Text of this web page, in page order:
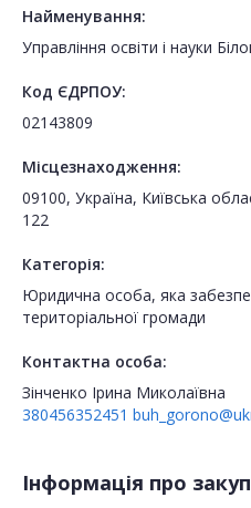
Найменування:
Управління освіти і науки
Код ЄДРПОУ:
02143809
Місцезнаходження:
09100, Україна, Київська
122
Категорія:
Юридична особа, яка
територіальної громади
Контактна особа:
Зінченко Ірина Миколаївна
380456352451
Інформація про